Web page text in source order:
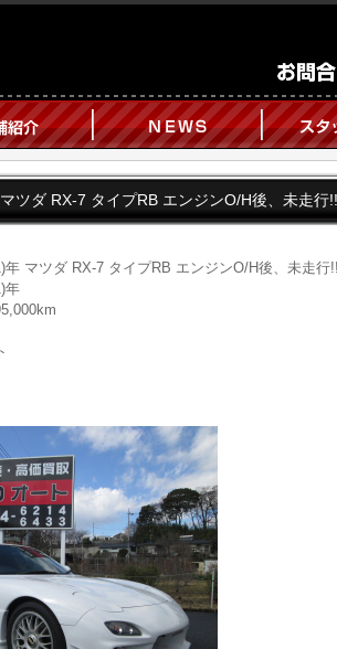
ツダ RX-7 タイプRB エンジンO/H後、未走行!!
年 マツダ RX-7 タイプRB エンジンO/H後、未走行
年